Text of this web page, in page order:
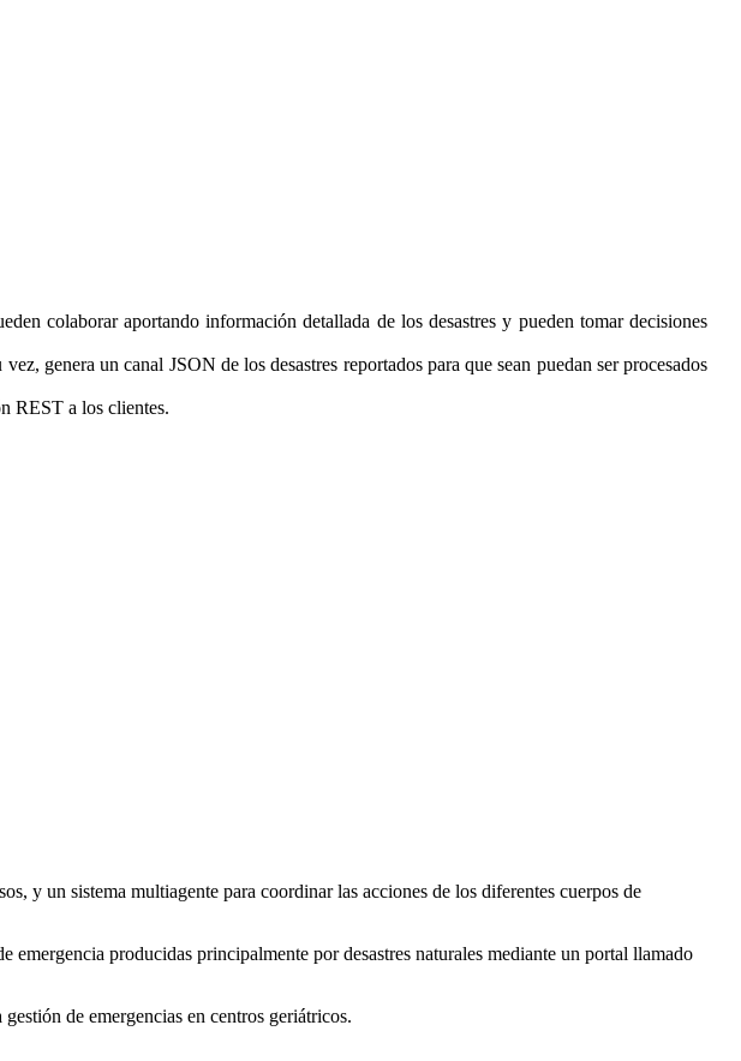
colaborar aportando información detallada de los desastres y pueden tomar decisiones
genera un canal JSON de los desastres reportados para que sean puedan ser procesados
REST a los clientes.
y un sistema multiagente para coordinar las acciones de los diferentes cuerpos de
producidas principalmente por desastres naturales mediante un portal llamado
de emergencias en centros geriátricos.